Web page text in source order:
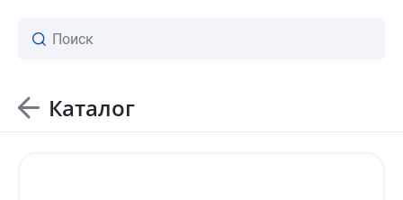
Каталог